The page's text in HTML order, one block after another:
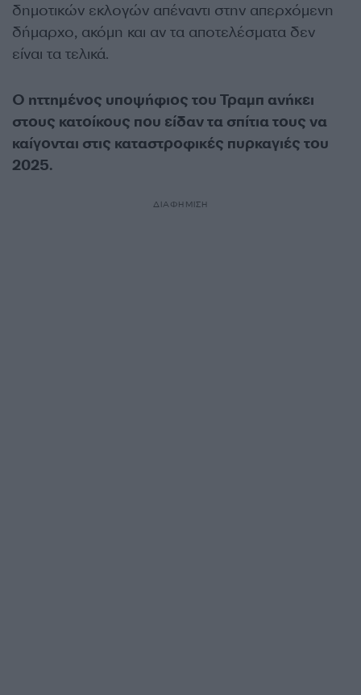
δημοτικών εκλογών απέναντι στην απερχόμενη
δήμαρχο, ακόμη και αν τα αποτελέσματα δεν
είναι τα τελικά.
Ο ηττημένος υποψήφιος του Τραμπ ανήκει
στους κατοίκους που είδαν τα σπίτια τους να
καίγονται στις καταστροφικές πυρκαγιές του
2025.
ΔΙΑΦΗΜΙΣΗ